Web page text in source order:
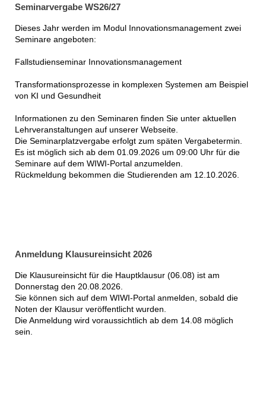
Seminarvergabe WS26/27
Dieses Jahr werden im Modul Innovationsmanagement zwei
Seminare angeboten:
Fallstudienseminar Innovationsmanagement
Transformationsprozesse in komplexen Systemen am Beispiel
von KI und Gesundheit
Informationen zu den Seminaren finden Sie unter aktuellen
Lehrveranstaltungen auf unserer Webseite.
Die Seminarplatzvergabe erfolgt zum späten Vergabetermin.
Es ist möglich sich ab dem 01.09.2026 um 09:00 Uhr für die
Seminare auf dem WIWI-Portal anzumelden.
Rückmeldung bekommen die Studierenden am 12.10.2026.
Anmeldung Klausureinsicht 2026
Die Klausureinsicht für die Hauptklausur (06.08) ist am
Donnerstag den 20.08.2026.
Sie können sich auf dem WIWI-Portal anmelden, sobald die
Noten der Klausur veröffentlicht wurden.
Die Anmeldung wird voraussichtlich ab dem 14.08 möglich
sein.